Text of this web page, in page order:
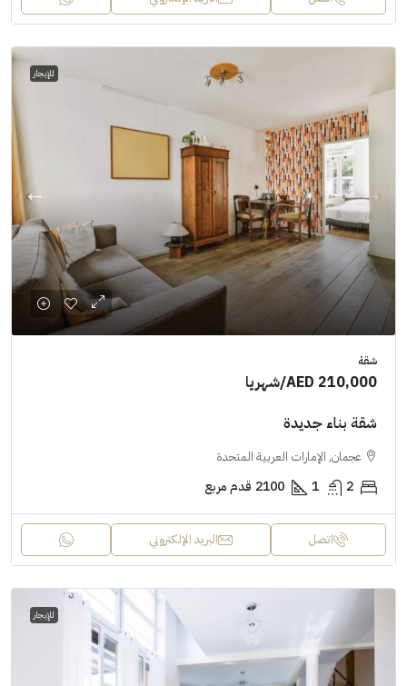
للإيجار
شقة
AED 210,000/شهريا
شقة بناء جديدة
عجمان, الإمارات العربية المتحدة
2
1
2100 قدم مربع
اتصل البريد الإلكتروني
للإيجار